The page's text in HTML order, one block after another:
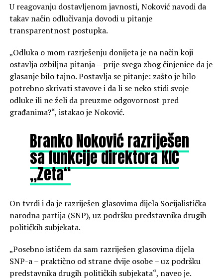
U reagovanju dostavljenom javnosti, Noković navodi da
takav način odlučivanja dovodi u pitanje
transparentnost postupka.
„Odluka o mom razrješenju donijeta je na način koji
ostavlja ozbiljna pitanja – prije svega zbog činjenice da je
glasanje bilo tajno. Postavlja se pitanje: zašto je bilo
potrebno skrivati stavove i da li se neko stidi svoje
odluke ili ne želi da preuzme odgovornost pred
građanima?“, istakao je Noković.
Branko Noković razriješen
sa funkcije direktora KIC
„Zeta“
On tvrdi i da je razriješen glasovima dijela Socijalistička
narodna partija(SNP), uz podršku predstavnika drugih
političkih subjekata.
„Posebno ističem da sam razriješen glasovima dijela
SNP-a – praktično od strane dvije osobe – uz podršku
predstavnika drugih političkih subjekata“, naveo je.